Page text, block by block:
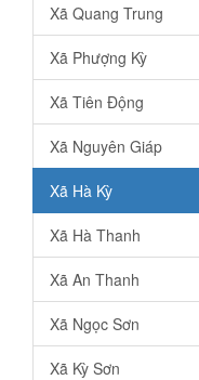
Xã Quang Trung
Xã Phượng Kỳ
Xã Tiên Động
Xã Nguyên Giáp
Xã Hà Kỳ
Xã Hà Thanh
Xã An Thanh
Xã Ngọc Sơn
Xã Kỳ Sơn